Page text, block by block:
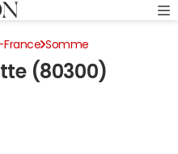
France Somme
(80300)